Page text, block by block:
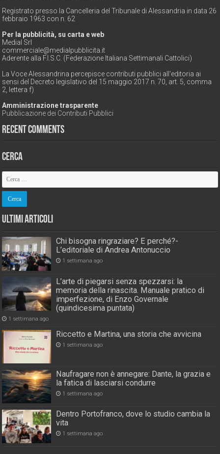
Registrato presso la Cancelleria del Tribunale di Alessandria in data 26
febbraio 1963 con n. 62
Per la pubblicità, su carta e web
Medial Srl
commerciale@medialpubblicita.it
Aderente alla F.I.S.C. (Federazione Italiana Settimanali Cattolici)
La Voce Alessandrina percepisce contributi pubblici all'editoria ai
sensi del Decreto legislativo del 15 maggio 2017 n. 70, art. 5, comma
2, lettera f)
Amministrazione trasparente
Pubblicazione dei Contributi Pubblici
Recent Comments
Cerca
Ultimi Articoli
Chi bisogna ringraziare? E perché?-
L’editoriale di Andrea Antonuccio
1 settimana ago
L’arte di piegarsi senza spezzarsi: la
memoria della rinascita. Manuale pratico di
imperfezione, di Enzo Governale
(quindicesima puntata)
1 settimana ago
Riccetto e Martina, una storia che avvicina
1 settimana ago
Naufragare non è annegare: Dante, la grazia e
la fatica di lasciarsi condurre
1 settimana ago
Dentro Portofranco, dove lo studio cambia la
vita
1 settimana ago